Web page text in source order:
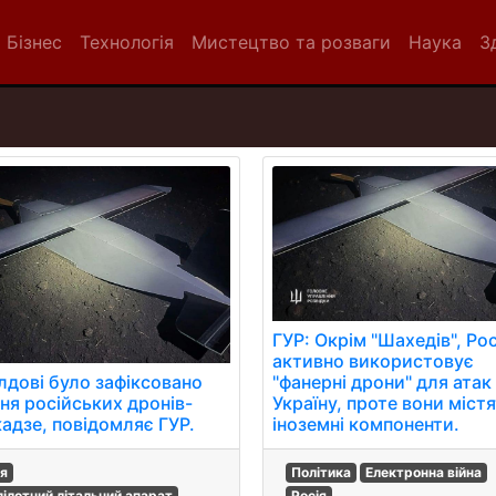
Бізнес Технологія Мистецтво та розваги Наука
було зафіксовано
російських дронів-
повідомляє ГУР.
ГУР: Окрім "Шахедів",
активно використовує
"фанерні дрони" для атак
Україну, проте вони
іноземні компоненти.
Політика
Електронна війна